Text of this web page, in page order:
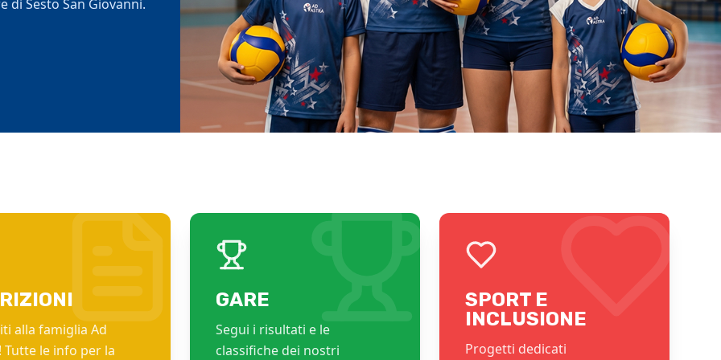
di Sesto San Giovanni.
alla famiglia Ad
Tutte le info per la
GARE
Segui i risultati e le
classifiche dei nostri
SPORT E
INCLUSIONE
Progetti dedicati